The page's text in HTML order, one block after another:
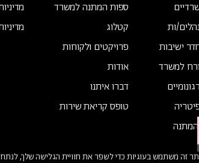
זה משתמש בעוגיות כדי לשפר את חוויית הגלישה שלך,
ות
ישיבות
למשרד
המתנה
ספות המתנה למשרד
קטלוג
פרויקטים ולקוחות
אודות
דברו איתנו
טופס קריאת שירות